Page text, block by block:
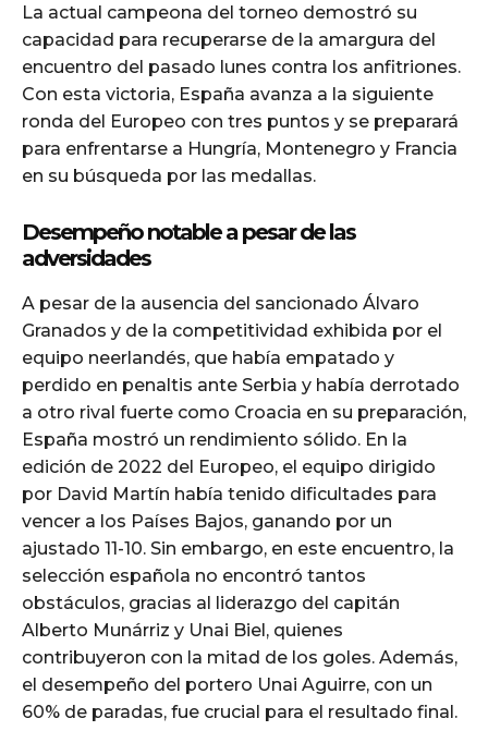
La actual campeona del torneo demostró su
capacidad para recuperarse de la amargura del
encuentro del pasado lunes contra los anfitriones.
Con esta victoria, España avanza a la siguiente
ronda del Europeo con tres puntos y se preparará
para enfrentarse a Hungría, Montenegro y Francia
en su búsqueda por las medallas.
Desempeño notable a pesar de las
adversidades
A pesar de la ausencia del sancionado Álvaro
Granados y de la competitividad exhibida por el
equipo neerlandés, que había empatado y
perdido en penaltis ante Serbia y había derrotado
a otro rival fuerte como Croacia en su preparación,
España mostró un rendimiento sólido. En la
edición de 2022 del Europeo, el equipo dirigido
por David Martín había tenido dificultades para
vencer a los Países Bajos, ganando por un
ajustado 11-10. Sin embargo, en este encuentro, la
selección española no encontró tantos
obstáculos, gracias al liderazgo del capitán
Alberto Munárriz y Unai Biel, quienes
contribuyeron con la mitad de los goles. Además,
el desempeño del portero Unai Aguirre, con un
60% de paradas, fue crucial para el resultado final.